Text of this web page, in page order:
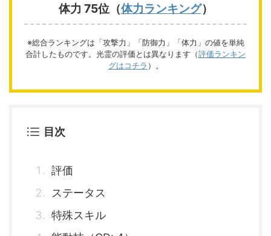
体力 75位（体力ランキング）
※総合ランキングは「攻撃力」「防御力」「体力」の値を単純
合計したものです。光霊の評価とは異なります（評価ランキン
グはコチラ ）。
目次
評価
ステータス
特殊スキル